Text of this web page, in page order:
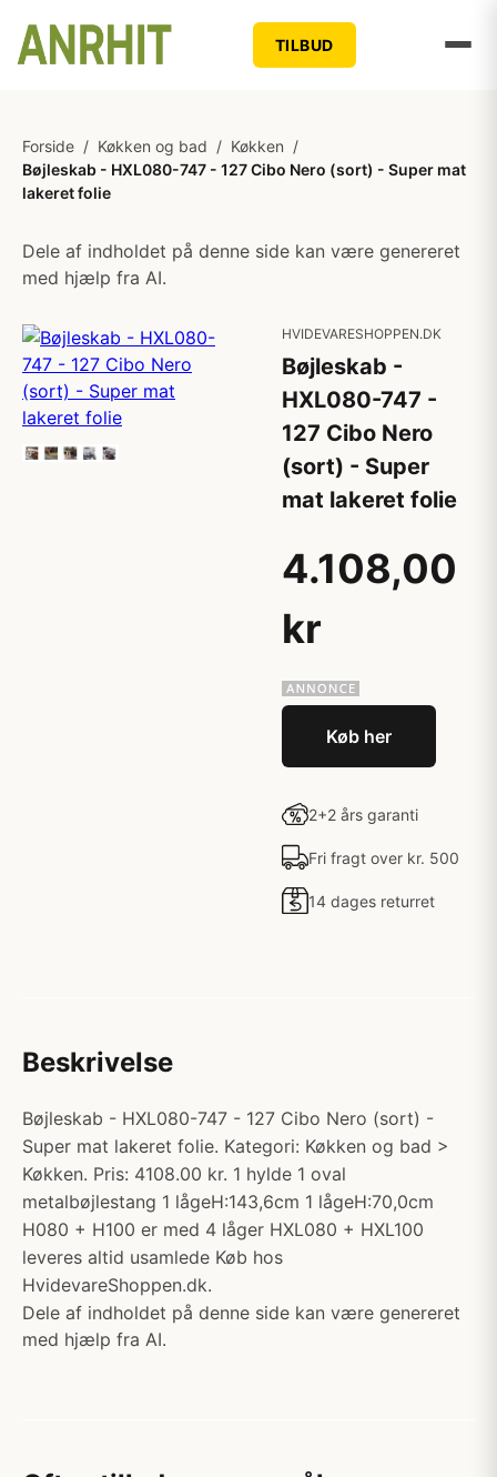
TILBUD
Forside / Køkken og bad / Køkken /
Bøjleskab - HXL080-747 - 127 Cibo Nero (sort) - Super mat
lakeret folie
Dele af indholdet på denne side kan være genereret
med hjælp fra AI.
HVIDEVARESHOPPEN.DK
Bøjleskab -
HXL080-747 -
127 Cibo Nero
(sort) - Super
mat lakeret folie
4.108,00
kr
Køb her
2+2 års garanti
Fri fragt over kr. 500
14 dages returret
Beskrivelse
Bøjleskab - HXL080-747 - 127 Cibo Nero (sort) -
Super mat lakeret folie. Kategori: Køkken og bad >
Køkken. Pris: 4108.00 kr. 1 hylde 1 oval
metalbøjlestang 1 lågeH:143,6cm 1 lågeH:70,0cm
H080 + H100 er med 4 låger HXL080 + HXL100
leveres altid usamlede Køb hos
HvidevareShoppen.dk.
Dele af indholdet på denne side kan være genereret
med hjælp fra AI.